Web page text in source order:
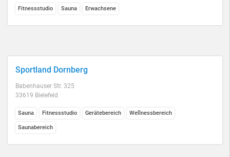
Fitnessstudio Sauna Erwachsene
Sportland Dornberg
Babenhauser Str. 325
33619 Bielefeld
Sauna Fitnessstudio Gerätebereich Wellnessbereich
Saunabereich